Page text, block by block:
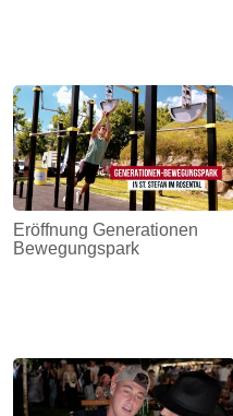
Eröffnung Generationen
Bewegungspark